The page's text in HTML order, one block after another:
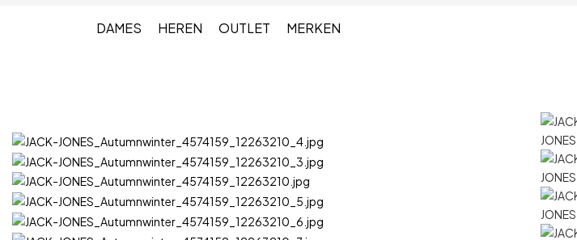
DAMES HEREN OUTLET MERKEN